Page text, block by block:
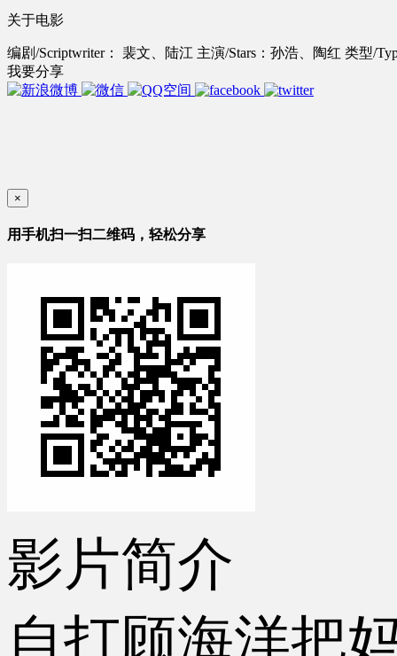
关于电影
编剧/Scriptwriter： 裴文、陆江 主演/Stars：孙浩、陶红 类型/
我要分享
×
用手机扫一扫二维码，轻松分享
影片简介
自打顾海洋把